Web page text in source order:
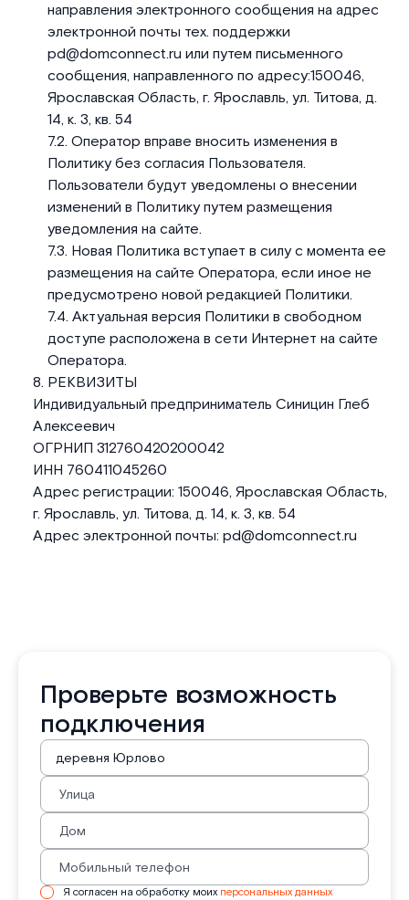
направления электронного сообщения на адрес
электронной почты тех. поддержки
pd@domconnect.ru или путем письменного
сообщения, направленного по адресу:150046,
Ярославская Область, г. Ярославль, ул. Титова, д.
14, к. 3, кв. 54
Оператор вправе вносить изменения в
Политику без согласия Пользователя.
Пользователи будут уведомлены о внесении
изменений в Политику путем размещения
уведомления на сайте.
Новая Политика вступает в силу с момента ее
размещения на сайте Оператора, если иное не
предусмотрено новой редакцией Политики.
Актуальная версия Политики в свободном
доступе расположена в сети Интернет на сайте
Оператора.
РЕКВИЗИТЫ
Индивидуальный предприниматель Синицин Глеб
Алексеевич
ОГРНИП 312760420200042
ИНН 760411045260
Адрес регистрации: 150046, Ярославская Область,
г. Ярославль, ул. Титова, д. 14, к. 3, кв. 54
Адрес электронной почты: pd@domconnect.ru
Проверьте возможность
подключения
Я согласен на обработку моих персональных данных